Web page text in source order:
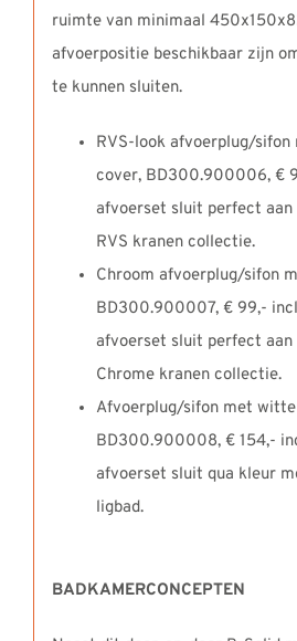
ruimte van minimaal
afvoerpositie beschikbaar zijn
te kunnen sluiten.
RVS-look afvoerplug/sifon
cover, BD300.900006, €
afvoerset sluit perfect aan
RVS kranen collectie.
Chroom afvoerplug/sifon
BD300.900007, € 99,-
afvoerset sluit perfect aan
Chrome kranen collectie.
Afvoerplug/sifon met
BD300.900008, € 154,-
afvoerset sluit qua kleur
ligbad.
BADKAMERCONCEPTEN